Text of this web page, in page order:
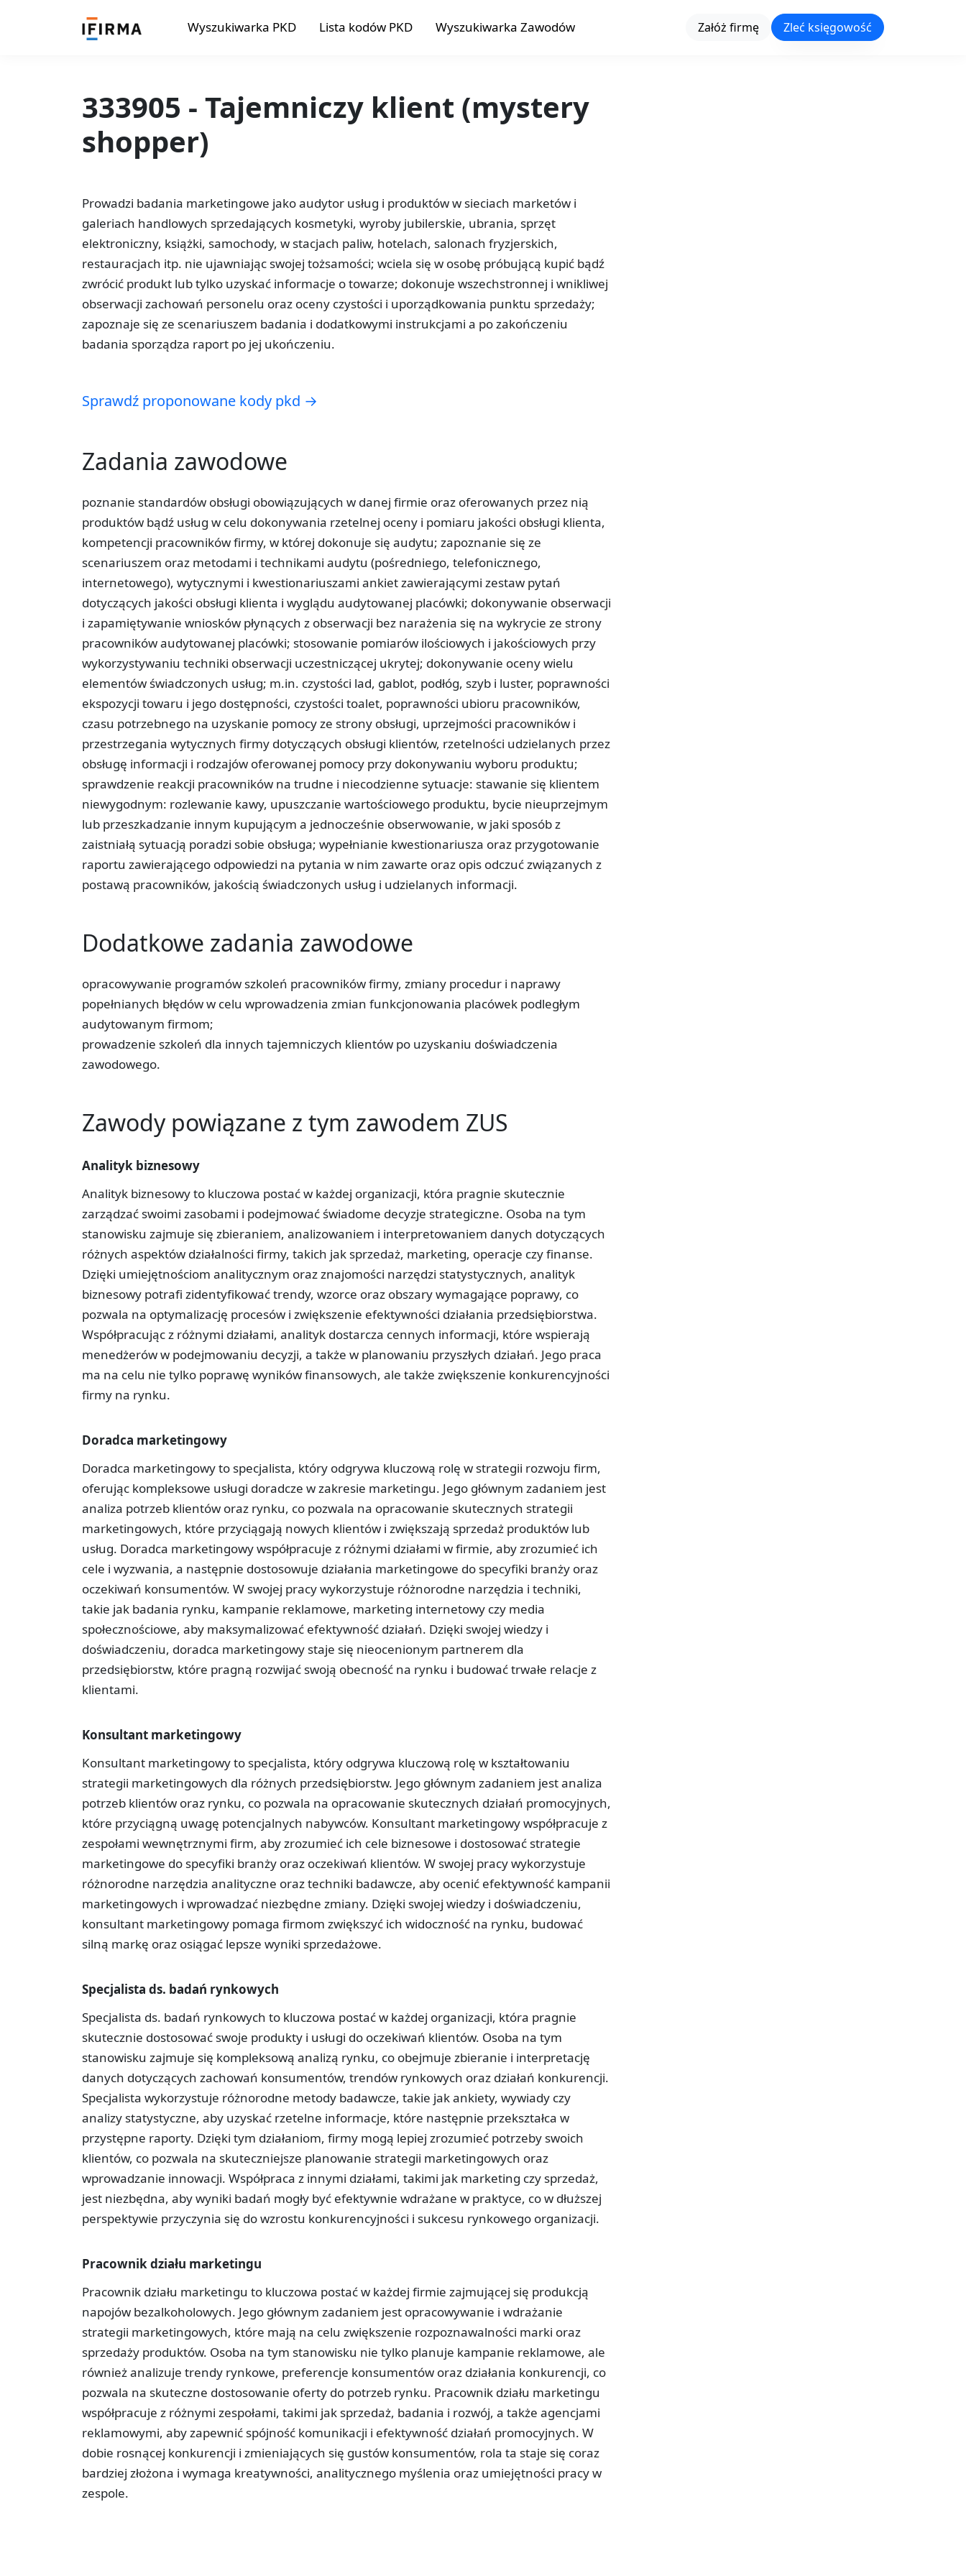
Wyszukiwarka PKD Lista kodów PKD Wyszukiwarka Zawodów Załóż firmę Zleć księgowość
333905 - Tajemniczy klient (mystery
shopper)
Prowadzi badania marketingowe jako audytor usług i produktów w sieciach marketów i
galeriach handlowych sprzedających kosmetyki, wyroby jubilerskie, ubrania, sprzęt
elektroniczny, książki, samochody, w stacjach paliw, hotelach, salonach fryzjerskich,
restauracjach itp. nie ujawniając swojej tożsamości; wciela się w osobę próbującą kupić bądź
zwrócić produkt lub tylko uzyskać informacje o towarze; dokonuje wszechstronnej i wnikliwej
obserwacji zachowań personelu oraz oceny czystości i uporządkowania punktu sprzedaży;
zapoznaje się ze scenariuszem badania i dodatkowymi instrukcjami a po zakończeniu
badania sporządza raport po jej ukończeniu.
Sprawdź proponowane kody pkd →
Zadania zawodowe
poznanie standardów obsługi obowiązujących w danej firmie oraz oferowanych przez nią
produktów bądź usług w celu dokonywania rzetelnej oceny i pomiaru jakości obsługi klienta,
kompetencji pracowników firmy, w której dokonuje się audytu; zapoznanie się ze
scenariuszem oraz metodami i technikami audytu (pośredniego, telefonicznego,
internetowego), wytycznymi i kwestionariuszami ankiet zawierającymi zestaw pytań
dotyczących jakości obsługi klienta i wyglądu audytowanej placówki; dokonywanie obserwacji
i zapamiętywanie wniosków płynących z obserwacji bez narażenia się na wykrycie ze strony
pracowników audytowanej placówki; stosowanie pomiarów ilościowych i jakościowych przy
wykorzystywaniu techniki obserwacji uczestniczącej ukrytej; dokonywanie oceny wielu
elementów świadczonych usług; m.in. czystości lad, gablot, podłóg, szyb i luster, poprawności
ekspozycji towaru i jego dostępności, czystości toalet, poprawności ubioru pracowników,
czasu potrzebnego na uzyskanie pomocy ze strony obsługi, uprzejmości pracowników i
przestrzegania wytycznych firmy dotyczących obsługi klientów, rzetelności udzielanych przez
obsługę informacji i rodzajów oferowanej pomocy przy dokonywaniu wyboru produktu;
sprawdzenie reakcji pracowników na trudne i niecodzienne sytuacje: stawanie się klientem
niewygodnym: rozlewanie kawy, upuszczanie wartościowego produktu, bycie nieuprzejmym
lub przeszkadzanie innym kupującym a jednocześnie obserwowanie, w jaki sposób z
zaistniałą sytuacją poradzi sobie obsługa; wypełnianie kwestionariusza oraz przygotowanie
raportu zawierającego odpowiedzi na pytania w nim zawarte oraz opis odczuć związanych z
postawą pracowników, jakością świadczonych usług i udzielanych informacji.
Dodatkowe zadania zawodowe
opracowywanie programów szkoleń pracowników firmy, zmiany procedur i naprawy
popełnianych błędów w celu wprowadzenia zmian funkcjonowania placówek podległym
audytowanym firmom;
prowadzenie szkoleń dla innych tajemniczych klientów po uzyskaniu doświadczenia
zawodowego.
Zawody powiązane z tym zawodem ZUS
Analityk biznesowy
Analityk biznesowy to kluczowa postać w każdej organizacji, która pragnie skutecznie
zarządzać swoimi zasobami i podejmować świadome decyzje strategiczne. Osoba na tym
stanowisku zajmuje się zbieraniem, analizowaniem i interpretowaniem danych dotyczących
różnych aspektów działalności firmy, takich jak sprzedaż, marketing, operacje czy finanse.
Dzięki umiejętnościom analitycznym oraz znajomości narzędzi statystycznych, analityk
biznesowy potrafi zidentyfikować trendy, wzorce oraz obszary wymagające poprawy, co
pozwala na optymalizację procesów i zwiększenie efektywności działania przedsiębiorstwa.
Współpracując z różnymi działami, analityk dostarcza cennych informacji, które wspierają
menedżerów w podejmowaniu decyzji, a także w planowaniu przyszłych działań. Jego praca
ma na celu nie tylko poprawę wyników finansowych, ale także zwiększenie konkurencyjności
firmy na rynku.
Doradca marketingowy
Doradca marketingowy to specjalista, który odgrywa kluczową rolę w strategii rozwoju firm,
oferując kompleksowe usługi doradcze w zakresie marketingu. Jego głównym zadaniem jest
analiza potrzeb klientów oraz rynku, co pozwala na opracowanie skutecznych strategii
marketingowych, które przyciągają nowych klientów i zwiększają sprzedaż produktów lub
usług. Doradca marketingowy współpracuje z różnymi działami w firmie, aby zrozumieć ich
cele i wyzwania, a następnie dostosowuje działania marketingowe do specyfiki branży oraz
oczekiwań konsumentów. W swojej pracy wykorzystuje różnorodne narzędzia i techniki,
takie jak badania rynku, kampanie reklamowe, marketing internetowy czy media
społecznościowe, aby maksymalizować efektywność działań. Dzięki swojej wiedzy i
doświadczeniu, doradca marketingowy staje się nieocenionym partnerem dla
przedsiębiorstw, które pragną rozwijać swoją obecność na rynku i budować trwałe relacje z
klientami.
Konsultant marketingowy
Konsultant marketingowy to specjalista, który odgrywa kluczową rolę w kształtowaniu
strategii marketingowych dla różnych przedsiębiorstw. Jego głównym zadaniem jest analiza
potrzeb klientów oraz rynku, co pozwala na opracowanie skutecznych działań promocyjnych,
które przyciągną uwagę potencjalnych nabywców. Konsultant marketingowy współpracuje z
zespołami wewnętrznymi firm, aby zrozumieć ich cele biznesowe i dostosować strategie
marketingowe do specyfiki branży oraz oczekiwań klientów. W swojej pracy wykorzystuje
różnorodne narzędzia analityczne oraz techniki badawcze, aby ocenić efektywność kampanii
marketingowych i wprowadzać niezbędne zmiany. Dzięki swojej wiedzy i doświadczeniu,
konsultant marketingowy pomaga firmom zwiększyć ich widoczność na rynku, budować
silną markę oraz osiągać lepsze wyniki sprzedażowe.
Specjalista ds. badań rynkowych
Specjalista ds. badań rynkowych to kluczowa postać w każdej organizacji, która pragnie
skutecznie dostosować swoje produkty i usługi do oczekiwań klientów. Osoba na tym
stanowisku zajmuje się kompleksową analizą rynku, co obejmuje zbieranie i interpretację
danych dotyczących zachowań konsumentów, trendów rynkowych oraz działań konkurencji.
Specjalista wykorzystuje różnorodne metody badawcze, takie jak ankiety, wywiady czy
analizy statystyczne, aby uzyskać rzetelne informacje, które następnie przekształca w
przystępne raporty. Dzięki tym działaniom, firmy mogą lepiej zrozumieć potrzeby swoich
klientów, co pozwala na skuteczniejsze planowanie strategii marketingowych oraz
wprowadzanie innowacji. Współpraca z innymi działami, takimi jak marketing czy sprzedaż,
jest niezbędna, aby wyniki badań mogły być efektywnie wdrażane w praktyce, co w dłuższej
perspektywie przyczynia się do wzrostu konkurencyjności i sukcesu rynkowego organizacji.
Pracownik działu marketingu
Pracownik działu marketingu to kluczowa postać w każdej firmie zajmującej się produkcją
napojów bezalkoholowych. Jego głównym zadaniem jest opracowywanie i wdrażanie
strategii marketingowych, które mają na celu zwiększenie rozpoznawalności marki oraz
sprzedaży produktów. Osoba na tym stanowisku nie tylko planuje kampanie reklamowe, ale
również analizuje trendy rynkowe, preferencje konsumentów oraz działania konkurencji, co
pozwala na skuteczne dostosowanie oferty do potrzeb rynku. Pracownik działu marketingu
współpracuje z różnymi zespołami, takimi jak sprzedaż, badania i rozwój, a także agencjami
reklamowymi, aby zapewnić spójność komunikacji i efektywność działań promocyjnych. W
dobie rosnącej konkurencji i zmieniających się gustów konsumentów, rola ta staje się coraz
bardziej złożona i wymaga kreatywności, analitycznego myślenia oraz umiejętności pracy w
zespole.